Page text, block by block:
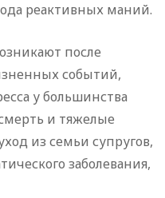
реактивных маний.
после
событий,
у большинства
и тяжелые
из семьи супругов,
заболевания,